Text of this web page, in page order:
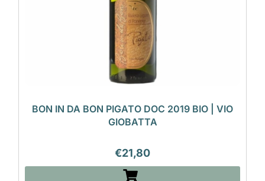
BON IN DA BON PIGATO DOC 2019 BIO | VIO
GIOBATTA
€21,80